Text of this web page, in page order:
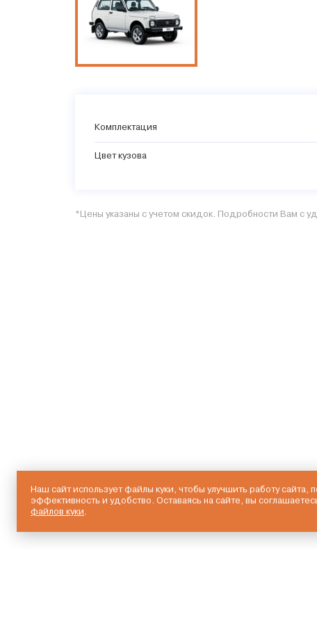
Комплектация
Цвет кузова
*Цены указаны с учетом скидок. Подробности Вам с
Наш сайт использует файлы куки, чтобы улучшить работу сайта,
эффективность и удобство. Оставаясь на сайте, вы
файлов куки .